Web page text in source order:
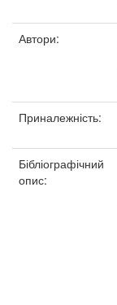
Автори:
Приналежність:
Бібліографічний
опис: